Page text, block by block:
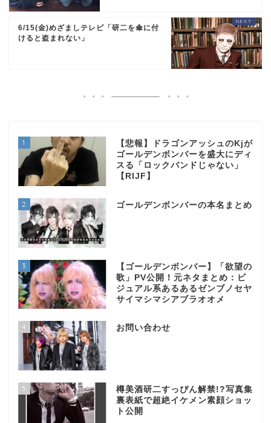
6/15(金)めざましテレビ「研二を傘に付
けると盗まれない」
1
【悲報】ドラゴンアッシュのKjが
ゴールデンボンバーを盛大にディ
スる「ロックバンドじゃない」
【RIJF】
2 ゴールデンボンバーの本名まとめ
3
【ゴールデンボンバー】「欲望の
歌」PV公開！元ネタまとめ：ビ
ジュアル系あるあるゼンブノセヤ
サイマシマシアブラオオメ
4 お問い合わせ
5
樽美酒研二すっぴん解禁!?写真集
裏表紙で超絶イケメン素顔ショッ
ト公開